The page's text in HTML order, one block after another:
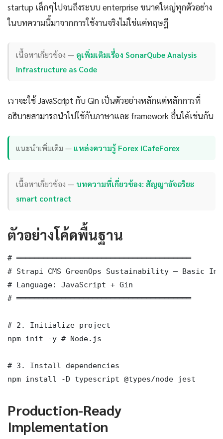
startup เล็กๆไปจนถึงระบบ enterprise ขนาดใหญ่ทุกตัวอย่าง
ในบทความนี้มาจากการใช้งานจริงไม่ใช่แค่ทฤษฎี
เนื้อหาเกี่ยวข้อง — ดูเพิ่มเติมเรื่อง SonarQube Analysis
Infrastructure as Code
เราจะใช้ JavaScript กับ Gin เป็นตัวอย่างหลักแต่หลักการที่
อธิบายสามารถนำไปใช้กับภาษาและ framework อื่นได้เช่นกัน
แนะนำเพิ่มเติม — แหล่งความรู้ Forex iCafeForex
เนื้อหาเกี่ยวข้อง — บทความที่เกี่ยวข้อง: สัญญาอัจฉริยะ
smart contract
ตัวอย่างโค้ดพื้นฐาน
# ═══════════════════════════════════════
# Strapi CMS GreenOps Sustainability — Basic
# Language: JavaScript + Gin
# ═══════════════════════════════════════
# 2. Initialize project
npm init -y # Node.js
# 3. Install dependencies
npm install -D typescript @types/node jest
Production-Ready
Implementation